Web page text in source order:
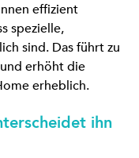
effizient
spezielle,
sind. Das führt zu
erhöht die
erheblich.
ihn